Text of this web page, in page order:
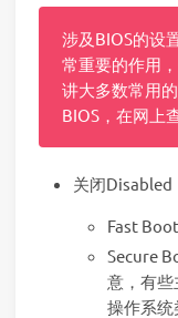
涉及BIOS的设
常重要的作用
讲大多数常用
BIOS，在网上
关闭Disabled
Fast
Secure
意，有些
操作系统